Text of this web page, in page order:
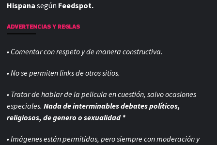
Hispana según Feedspot.
ADVERTENCIAS Y REGLAS
• Comentar con respeto y de manera constructiva.
• No se permiten links de otros sitios.
• Tratar de hablar de la pelicula en cuestión, salvo ocasiones
especiales. Nada de interminables debates políticos,
religiosos, de genero o sexualidad *
• Imágenes están permitidas, pero siempre conmoderación y